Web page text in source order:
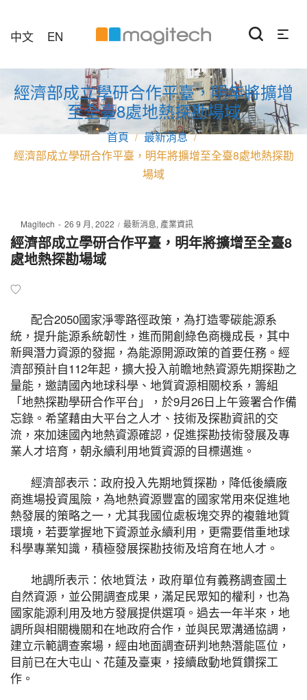
中文 EN
經濟部成立學研合作平臺，明年將擴增
至全臺8處地熱探勘場域
/ 最新消息 /
經濟部成立學研合作平臺，明年將擴增至全臺8處地熱探勘
場域
Magitech
Posted
on
26 9 月, 2022
Posted
in
最新消息 產業資訊
經濟部成立學研合作平臺，明年將擴增至全臺8
處地熱探勘場域
配合2050國家淨零路徑政策，為打造零碳能源系
統，提升能源系統韌性，進而開創綠色商機成長，其中
新興潛力資源的發掘，為能源開源政策的首要任務。經
濟部預計自112年起，擴大投入前瞻地熱資源先期探勘之
量能，邀請國內地球科學、地質資源相關校系，籌組
「地熱探勘學研合作平台」，於9月26日上午簽署合作備
忘錄。希望藉由大平台之人才、技術及探勘資訊的交
流，來加速國內地熱資源確認，促進探勘技術發展及專
業人才培育，朝永續利用地質資源的目標邁進。
經濟部表示：政府投入先期地質探勘，降低後續廠
商進場投資風險，為地熱資源豐富的國家常用來促進地
熱發展的策略之一，尤其我國位處板塊交界的複雜地質
環境，若要掌握地下資源並永續利用，更需要借重地球
科學專業知識，積極發展探勘技術及培育在地人才。
地調所表示：依地質法，政府單位有義務調查國土
自然資源，並公開調查成果，滿足民眾知的權利，也為
國家能源利用及地方發展提供選項。過去一年半來，地
調所與相關機關和在地政府合作，並與民眾溝通協調，
建立示範調查案場，經由地面調查研判地熱潛能區位，
目前已在大屯山、花蓮及臺東，接續啟動地質鑽探工
作。